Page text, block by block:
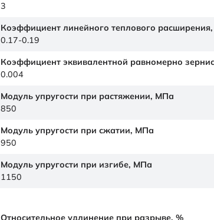
3
Коэффициент линейного теплового расширения,
0.17-0.19
Коэффициент эквивалентной равномерно
0.004
Модуль упругости при растяжении, МПа
850
Модуль упругости при сжатии, МПа
950
Модуль упругости при изгибе, МПа
1150
Относительное удлинение при разрыве, %